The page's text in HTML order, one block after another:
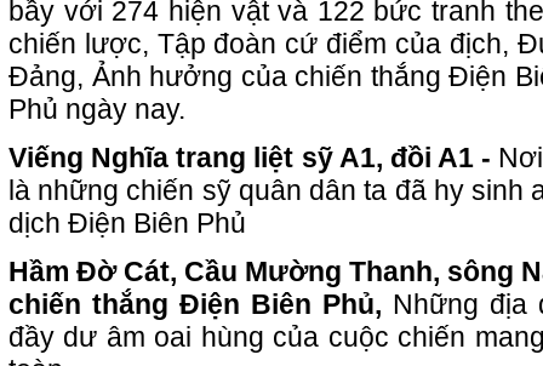
bầy với 274 hiện vật và 122 bức tranh
chiến lược, Tập đoàn cứ điểm của địch,
Đảng, Ảnh hưởng của chiến thắng Điện
Phủ ngày nay.
Viếng Nghĩa trang liệt sỹ A1, đồi A1 -
là những chiến sỹ quân dân ta đã hy sinh
dịch Điện Biên Phủ
Hầm Đờ Cát, Cầu Mường Thanh, sông
chiến thắng Điện Biên Phủ, Những địa
đầy dư âm oai hùng của cuộc chiến